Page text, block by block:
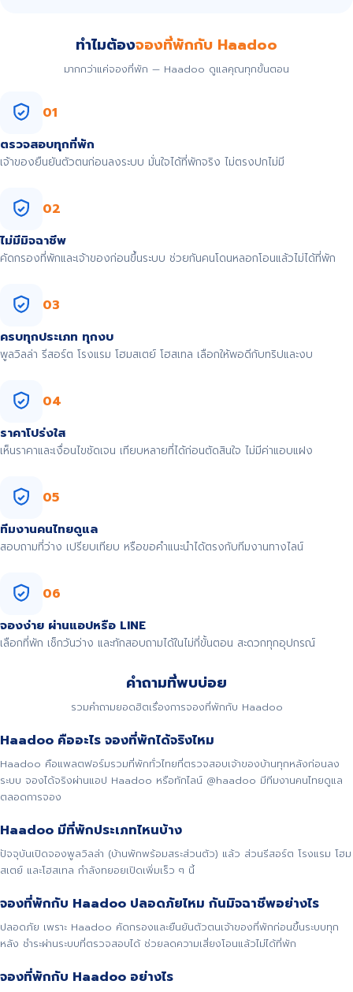
ทำไมต้องจองที่พักกับ Haadoo
มากกว่าแค่จองที่พัก — Haadoo ดูแลคุณทุกขั้นตอน
01
ตรวจสอบทุกที่พัก
เจ้าของยืนยันตัวตนก่อนลงระบบ มั่นใจได้ที่พักจริง ไม่ตรงปกไม่มี
02
ไม่มีมิจฉาชีพ
คัดกรองที่พักและเจ้าของก่อนขึ้นระบบ ช่วยกันคนโดนหลอกโอนแล้วไม่ได้ที่พัก
03
ครบทุกประเภท ทุกงบ
พูลวิลล่า รีสอร์ต โรงแรม โฮมสเตย์ โฮสเทล เลือกให้พอดีกับทริปและงบ
04
ราคาโปร่งใส
เห็นราคาและเงื่อนไขชัดเจน เทียบหลายที่ได้ก่อนตัดสินใจ ไม่มีค่าแอบแฝง
05
ทีมงานคนไทยดูแล
สอบถามที่ว่าง เปรียบเทียบ หรือขอคำแนะนำได้ตรงกับทีมงานทางไลน์
06
จองง่าย ผ่านแอปหรือ LINE
เลือกที่พัก เช็กวันว่าง และทักสอบถามได้ในไม่กี่ขั้นตอน สะดวกทุกอุปกรณ์
คำถามที่พบบ่อย
รวมคำถามยอดฮิตเรื่องการจองที่พักกับ Haadoo
Haadoo คืออะไร จองที่พักได้จริงไหม
Haadoo คือแพลตฟอร์มรวมที่พักทั่วไทยที่ตรวจสอบเจ้าของบ้านทุกหลังก่อนลง
ระบบ จองได้จริงผ่านแอป Haadoo หรือทักไลน์ @haadoo มีทีมงานคนไทยดูแล
ตลอดการจอง
Haadoo มีที่พักประเภทไหนบ้าง
ปัจจุบันเปิดจองพูลวิลล่า (บ้านพักพร้อมสระส่วนตัว) แล้ว ส่วนรีสอร์ต โรงแรม โฮม
สเตย์ และโฮสเทล กำลังทยอยเปิดเพิ่มเร็ว ๆ นี้
จองที่พักกับ Haadoo ปลอดภัยไหม กันมิจฉาชีพอย่างไร
ปลอดภัย เพราะ Haadoo คัดกรองและยืนยันตัวตนเจ้าของที่พักก่อนขึ้นระบบทุก
หลัง ชำระผ่านระบบที่ตรวจสอบได้ ช่วยลดความเสี่ยงโอนแล้วไม่ได้ที่พัก
จองที่พักกับ Haadoo อย่างไร